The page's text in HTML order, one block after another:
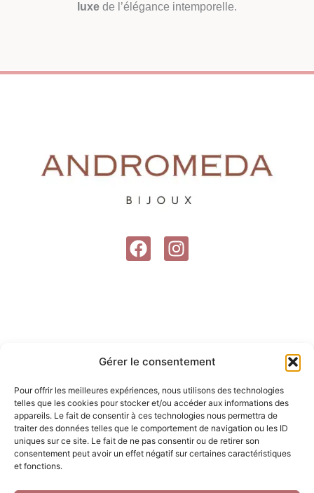
Gérer le consentement
Pour offrir les meilleures expériences, nous utilisons des technologies
telles que les cookies pour stocker et/ou accéder aux informations des
appareils. Le fait de consentir à ces technologies nous permettra de
traiter des données telles que le comportement de navigation ou les ID
uniques sur ce site. Le fait de ne pas consentir ou de retirer son
consentement peut avoir un effet négatif sur certaines caractéristiques
et fonctions.
luxe de l’élégance intemporelle.
F
a
k
I
n
a
m